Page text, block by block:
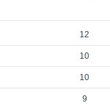
12
10
10
9